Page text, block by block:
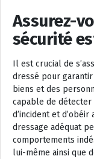
Assurez-
sécurité
Il est crucial de
dressé pour
biens et des
capable de détecter
d’incident et
dressage adéquat
comportements
lui-même ainsi que